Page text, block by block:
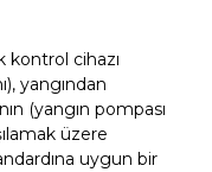
kontrol cihazı
yangından
(yangın pompası
üzere
uygun bir